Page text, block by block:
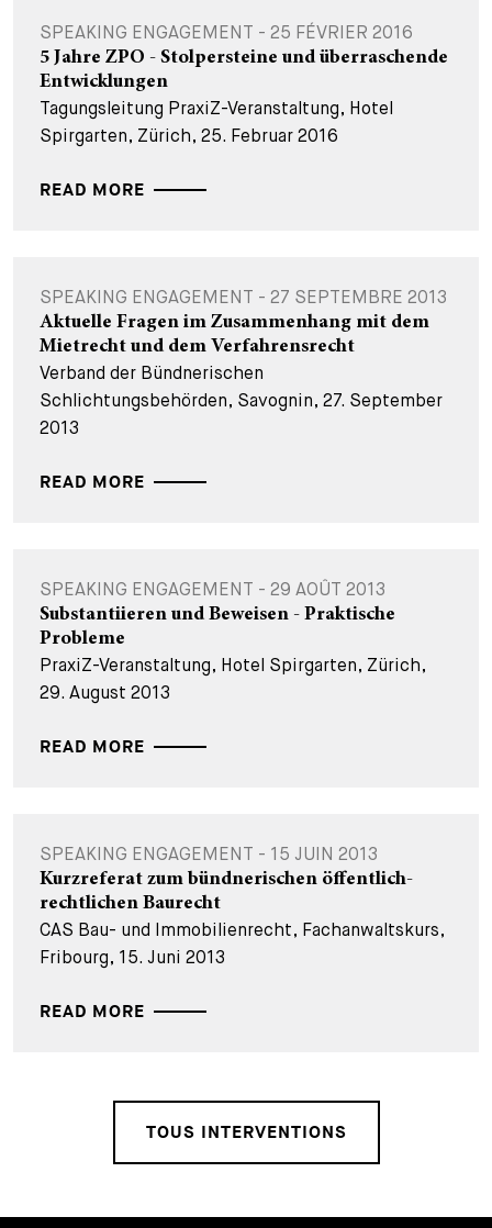
SPEAKING ENGAGEMENT - 25 FÉVRIER 2016
5 Jahre ZPO - Stolpersteine und überraschende
Entwicklungen
Tagungsleitung PraxiZ-Veranstaltung, Hotel
Spirgarten, Zürich, 25. Februar 2016
READ MORE
SPEAKING ENGAGEMENT - 27 SEPTEMBRE 2013
Aktuelle Fragen im Zusammenhang mit dem
Mietrecht und dem Verfahrensrecht
Verband der Bündnerischen
Schlichtungsbehörden, Savognin, 27. September
2013
READ MORE
SPEAKING ENGAGEMENT - 29 AOÛT 2013
Substantiieren und Beweisen - Praktische
Probleme
PraxiZ-Veranstaltung, Hotel Spirgarten, Zürich,
29. August 2013
READ MORE
SPEAKING ENGAGEMENT - 15 JUIN 2013
Kurzreferat zum bündnerischen öffentlich-
rechtlichen Baurecht
CAS Bau- und Immobilienrecht, Fachanwaltskurs,
Fribourg, 15. Juni 2013
READ MORE
TOUS INTERVENTIONS